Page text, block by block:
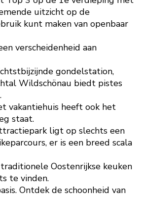
uitzicht op de
kunt maken van openbaar
verscheidenheid aan
gondelstation,
Wildschönau biedt pistes
vakantiehuis heeft ook het
staat.
ligt op slechts een
er is een breed scala
Oostenrijkse keuken
te vinden.
Ontdek de schoonheid van